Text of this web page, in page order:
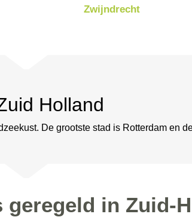
Zwijndrecht
Holland
De grootste stad is Rotterdam en
geregeld in Zuid-